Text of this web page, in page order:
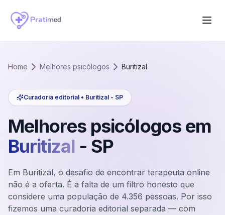
Home Melhores psicólogos Buritizal
Curadoria editorial • Buritizal - SP
Melhores psicólogos em
Buritizal - SP
Em Buritizal, o desafio de encontrar terapeuta online
não é a oferta. É a falta de um filtro honesto que
considere uma população de 4.356 pessoas. Por isso
fizemos uma curadoria editorial separada — com